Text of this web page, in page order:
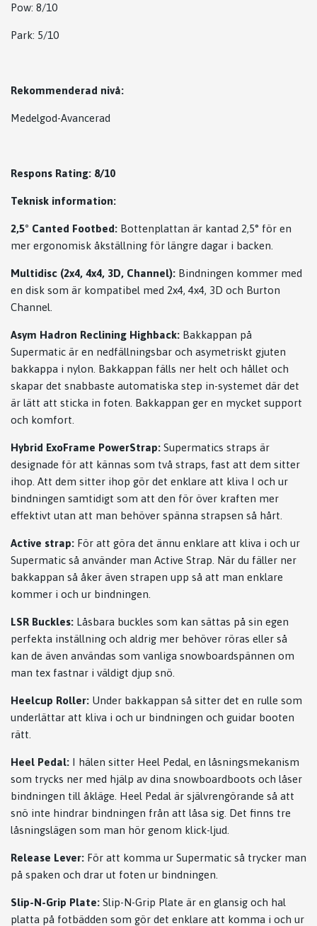
Pow: 8/10
Park: 5/10
Rekommenderad nivå:
Medelgod-Avancerad
Respons Rating: 8/10
Teknisk information:
2,5° Canted Footbed: Bottenplattan är kantad 2,5° för en
mer ergonomisk åkställning för längre dagar i backen.
Multidisc (2x4, 4x4, 3D, Channel): Bindningen kommer med
en disk som är kompatibel med 2x4, 4x4, 3D och Burton
Channel.
Asym Hadron Reclining Highback: Bakkappan på
Supermatic är en nedfällningsbar och asymetriskt gjuten
bakkappa i nylon. Bakkappan fälls ner helt och hållet och
skapar det snabbaste automatiska step in-systemet där det
är lätt att sticka in foten. Bakkappan ger en mycket support
och komfort.
Hybrid ExoFrame PowerStrap: Supermatics straps är
designade för att kännas som två straps, fast att dem sitter
ihop. Att dem sitter ihop gör det enklare att kliva I och ur
bindningen samtidigt som att den för över kraften mer
effektivt utan att man behöver spänna strapsen så hårt.
Active strap: För att göra det ännu enklare att kliva i och ur
Supermatic så använder man Active Strap. När du fäller ner
bakkappan så åker även strapen upp så att man enklare
kommer i och ur bindningen.
LSR Buckles: Låsbara buckles som kan sättas på sin egen
perfekta inställning och aldrig mer behöver röras eller så
kan de även användas som vanliga snowboardspännen om
man tex fastnar i väldigt djup snö.
Heelcup Roller: Under bakkappan så sitter det en rulle som
underlättar att kliva i och ur bindningen och guidar booten
rätt.
Heel Pedal: I hälen sitter Heel Pedal, en låsningsmekanism
som trycks ner med hjälp av dina snowboardboots och låser
bindningen till åkläge. Heel Pedal är självrengörande så att
snö inte hindrar bindningen från att låsa sig. Det finns tre
låsningslägen som man hör genom klick-ljud.
Release Lever: För att komma ur Supermatic så trycker man
på spaken och drar ut foten ur bindningen.
Slip-N-Grip Plate: Slip-N-Grip Plate är en glansig och hal
platta på fotbädden som gör det enklare att komma i och ur